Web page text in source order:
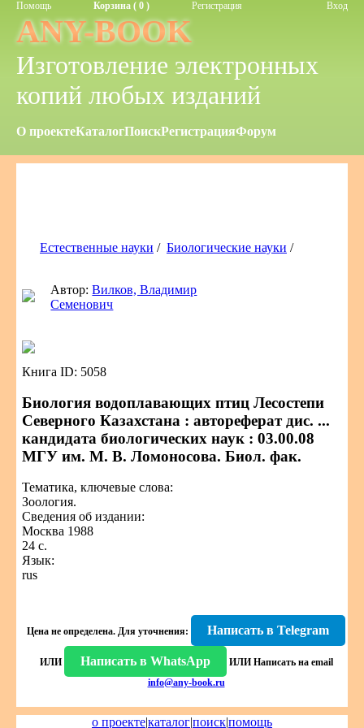
Помощь Корзина ( 0 ) Регистрация Вход
ANY-BOOK
Изготовление электронных
копий любых изданий
О проектеКаталогПоискРегистрацияФорум
Естественные науки / Биологические науки /
Автор:Вилков, Владимир
Семенович
Книга ID: 5058
Биология водоплавающих птиц Лесостепи
Северного Казахстана : автореферат дис. ...
кандидата биологических наук : 03.00.08
МГУ им. М. В. Ломоносова. Биол. фак.
Тематика, ключевые слова:
Зоология.
Сведения об издании:
Москва 1988
24 с.
Язык:
rus
Цена не определена. Для уточнения: Написать в Telegram
ИЛИ Написать в WhatsApp ИЛИ Написать на email
info@any-book.ru
о проекте|каталог|поиск|помощь